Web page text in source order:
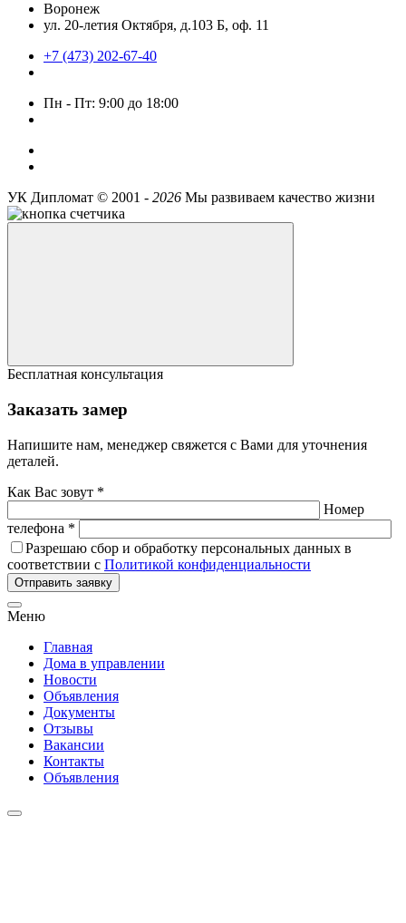
Воронеж
ул. 20-летия Октября, д.103 Б, оф. 11
+7 (473) 202-67-40
Пн - Пт: 9:00 до 18:00
УК Дипломат © 2001 - 2026 Мы развиваем качество жизни
Бесплатная консультация
Заказать замер
Напишите нам, менеджер свяжется с Вами для уточнения
деталей.
Как Вас зовут *
Номер
телефона *
Разрешаю сбор и обработку персональных данных в
соответствии с Политикой конфиденциальности
Отправить заявку
Меню
Главная
Дома в управлении
Новости
Объявления
Документы
Отзывы
Вакансии
Контакты
Объявления